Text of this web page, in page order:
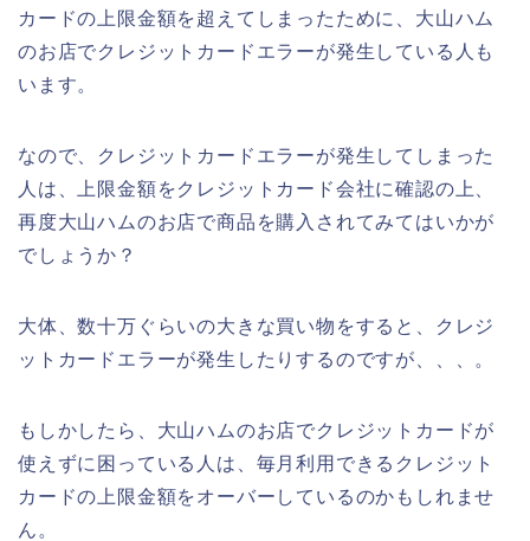
カードの上限金額を超えてしまったために、大山ハム
のお店でクレジットカードエラーが発生している人も
います。
なので、クレジットカードエラーが発生してしまった
人は、上限金額をクレジットカード会社に確認の上、
再度大山ハムのお店で商品を購入されてみてはいかが
でしょうか？
大体、数十万ぐらいの大きな買い物をすると、クレジ
ットカードエラーが発生したりするのですが、、、。
もしかしたら、大山ハムのお店でクレジットカードが
使えずに困っている人は、毎月利用できるクレジット
カードの上限金額をオーバーしているのかもしれませ
ん。